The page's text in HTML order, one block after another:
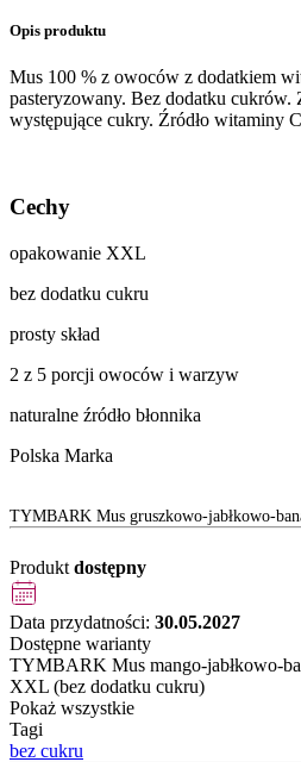
Opis produktu
Mus 100 % z owoców z dodatkiem
pasteryzowany. Bez dodatku cukrów.
występujące cukry. Źródło witaminy
Cechy
opakowanie XXL
bez dodatku cukru
prosty skład
2 z 5 porcji owoców i warzyw
naturalne źródło błonnika
Polska Marka
TYMBARK Mus gruszkowo-jabłkowo-
Produkt dostępny
Data przydatności: 30.05.2027
Dostępne warianty
TYMBARK Mus mango-jabłkowo-
XXL (bez dodatku cukru)
Pokaż wszystkie
Tagi
bez cukru